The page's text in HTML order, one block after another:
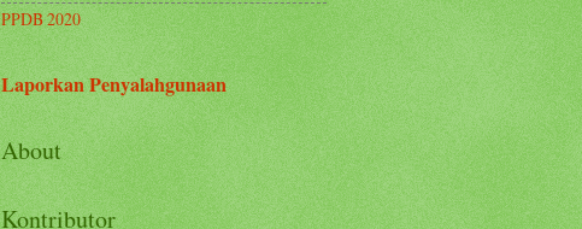
PPDB 2020
Laporkan Penyalahgunaan
About
Kontributor